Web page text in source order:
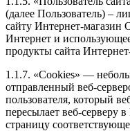
(далее Пользователь) –
сайту Интернет-магазин
Интернет и
продукты сайта
1.1.7. «Cookies» —
отправленный веб-
пользователя, который
пересылает веб-серверу
страницу